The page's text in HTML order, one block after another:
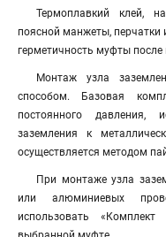
Термоплавкий клей,
поясной манжеты, перчатки
герметичность муфты
Монтаж узла
способом. Базовая
постоянного давления,
заземления к
осуществляется методом
При монтаже узла
или алюминиевых
использовать